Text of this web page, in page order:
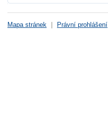
Mapa stránek Právní prohlášení